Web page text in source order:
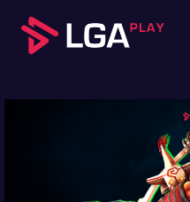
contenido